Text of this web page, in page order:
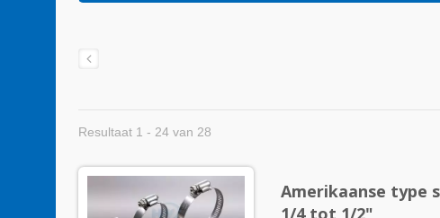
Resultaat 1 - 24 van 28
Amerikaanse type
1/4 tot 1/2"